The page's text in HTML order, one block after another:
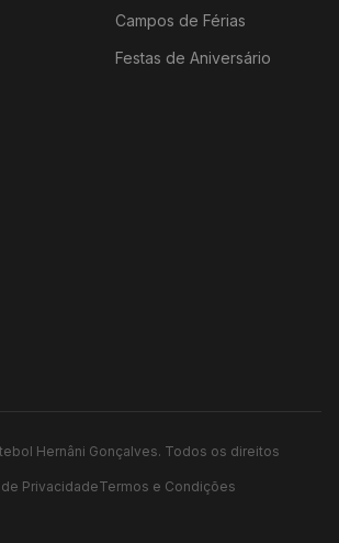
Campos de Férias
Festas de Aniversário
Hernâni Gonçalves. Todos os direitos
PrivacidadeTermos e Condições